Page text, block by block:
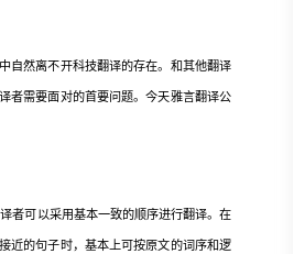
然离不开科技翻译的存在。和其他翻译
者需要面对的首要问题。今天雅言翻译公
者可以采用基本一致的顺序进行翻译。在
近的句子时，基本上可按原文的词序和逻